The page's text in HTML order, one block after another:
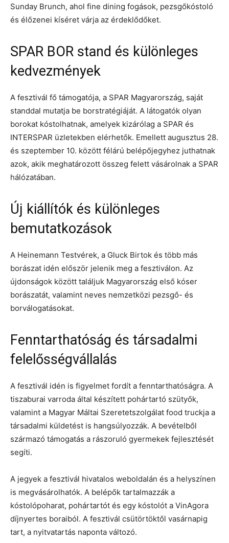
Sunday Brunch, ahol fine dining fogások, pezsgőkóstoló
és élőzenei kíséret várja az érdeklődőket.
SPAR BOR stand és különleges
kedvezmények
A fesztivál fő támogatója, a SPAR Magyarország, saját
standdal mutatja be borstratégiáját. A látogatók olyan
borokat kóstolhatnak, amelyek kizárólag a SPAR és
INTERSPAR üzletekben elérhetők. Emellett augusztus 28.
és szeptember 10. között félárú belépőjegyhez juthatnak
azok, akik meghatározott összeg felett vásárolnak a SPAR
hálózatában.
Új kiállítók és különleges
bemutatkozások
A Heinemann Testvérek, a Gluck Birtok és több más
borászat idén először jelenik meg a fesztiválon. Az
újdonságok között találjuk Magyarország első kóser
borászatát, valamint neves nemzetközi pezsgő- és
borválogatásokat.
Fenntarthatóság és társadalmi
felelősségvállalás
A fesztivál idén is figyelmet fordít a fenntarthatóságra. A
tiszaburai varroda által készített pohártartó szütyők,
valamint a Magyar Máltai Szeretetszolgálat food truckja a
társadalmi küldetést is hangsúlyozzák. A bevételből
származó támogatás a rászoruló gyermekek fejlesztését
segíti.
A jegyek a fesztivál hivatalos weboldalán és a helyszínen
is megvásárolhatók. A belépők tartalmazzák a
kóstolópoharat, pohártartót és egy kóstolót a VinAgora
díjnyertes boraiból. A fesztivál csütörtöktől vasárnapig
tart, a nyitvatartás naponta változó.